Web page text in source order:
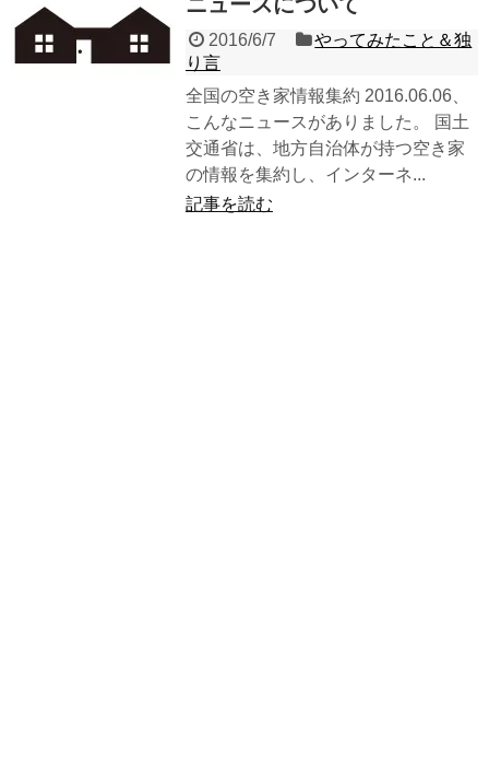
2016/6/7
やってみたこと＆独
り言
全国の空き家情報集約 2016.06.06、
こんなニュースがありました。 国土
交通省は、地方自治体が持つ空き家
の情報を集約し、インターネ...
記事を読む